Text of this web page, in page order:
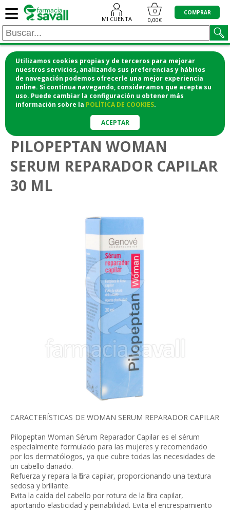
Utilizamos cookies propias y de terceros para mejorar
nuestros servicios, analizando sus preferencias y hábitos
de navegación podemos ofrecerle una mejor experiencia
online. Si continua navegando, consideramos que acepta su
uso. Puede cambiar la configuración u obtener más
información sobre la POLÍTICA DE COOKIES.
ACEPTAR
≡ MI CUENTA
0
0,00€
COMPRAR
¡COMPRA CÓMODAMENTE DESDE CASA Y RECOGE
EN LA FARMACIA!
o si lo prefieres te lo mandamos a casa
> Cabello y uñas
PILOPEPTAN WOMAN
SERUM REPARADOR CAPILAR
30 ML
CARACTERÍSTICAS DE WOMAN SERUM REPARADOR CAPILAR
Pilopeptan Woman Sérum Reparador Capilar es el sérum
especialmente formulado para las mujeres y recomendado
por los dermatólogos, ya que cubre todas las necesidades de
un cabello dañado.
Refuerza y repara la fibra capilar, proporcionando una textura
sedosa y brillante.
Evita la caída del cabello por rotura de la fibra capilar,
aportando elasticidad y peinabilidad. Evita el encrespamiento